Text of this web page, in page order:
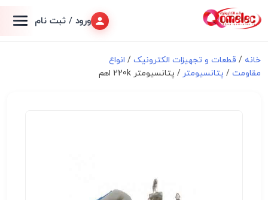
ورود / ثبت نام
خانه / قطعات و تجهیزات الکترونیک/ انواع
مقاومت / پتانسیومتر / پتانسیومتر 220k اهم